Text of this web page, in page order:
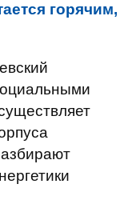
горячим,